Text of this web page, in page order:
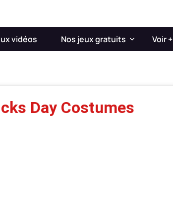
vidéos Nos jeux gratuits Voir +
Day Costumes